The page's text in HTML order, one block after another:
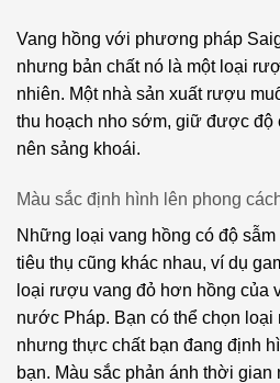
Malvasia
Bianca
Malvasia
Marselan
Mencia
Merlot
Montepulciano
Vang
Mezzacorona
Vang
Montes
Parducci
Vang
Penfolds
Vang
Pitars
Vang hồng với phương pháp
nhưng bản chất nó là một loại
nhiên. Một nhà sản xuất rượu
thu hoạch nho sớm, giữ được độ
nên sảng khoái.
Màu sắc định hình lên phong
Những loại vang hồng có độ
tiêu thụ cũng khác nhau, ví dụ
loại rượu vang đỏ hơn hồng của
nước Pháp. Bạn có thể chọn loại
nhưng thực chất bạn đang định
bạn. Màu sắc phản ánh thời